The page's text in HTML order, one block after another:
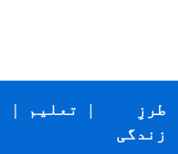
| تعلیم |
طرزِ
زندگی